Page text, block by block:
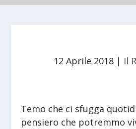
12 Aprile 2018 | Il
Temo che ci sfugga
pensiero che potremmo